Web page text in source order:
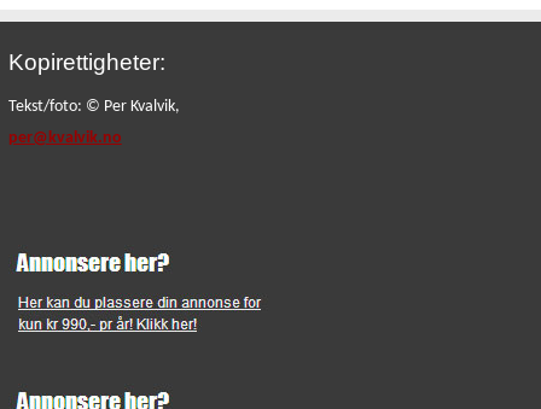
Kopirettigheter:
Tekst/foto: © Per Kvalvik,
per@kvalvik.no